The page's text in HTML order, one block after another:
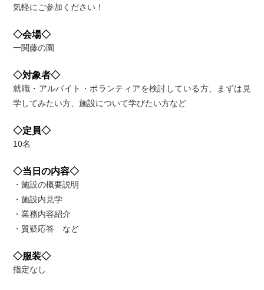
気軽にご参加ください！
◇会場◇
一関藤の園
◇対象者◇
就職・アルバイト・ボランティアを検討している方、まずは見
学してみたい方、施設について学びたい方など
◇定員◇
10名
◇当日の内容◇
・施設の概要説明
・施設内見学
・業務内容紹介
・質疑応答 など
◇服装◇
指定なし